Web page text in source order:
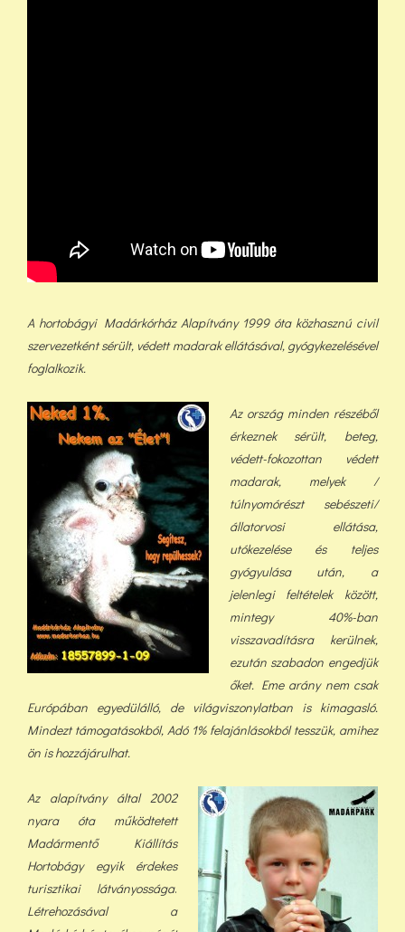
A hortobágyi Madárkórház Alapítvány 1999 óta közhasznú civil
szervezetként sérült, védett madarak ellátásával, gyógykezelésével
foglalkozik.
Az ország minden részéből
érkeznek sérült, beteg,
védett-fokozottan védett
madarak, melyek /
túlnyomórészt sebészeti/
állatorvosi ellátása,
utókezelése és teljes
gyógyulása után, a
jelenlegi feltételek között,
mintegy 40%-ban
visszavadításra kerülnek,
ezután szabadon engedjük
őket. Eme arány nem csak
Európában egyedülálló, de világviszonylatban is kimagasló.
Mindezt támogatásokból, Adó 1% felajánlásokból tesszük, amihez
ön is hozzájárulhat.
Az alapítvány által 2002
nyara óta működtetett
Madármentő Kiállítás
Hortobágy egyik érdekes
turisztikai látványossága.
Létrehozásával a